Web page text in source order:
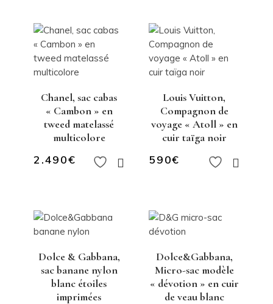
Chanel, sac cabas
« Cambon » en
tweed matelassé
multicolore
2.490€
Louis Vuitton,
Compagnon de
voyage « Atoll » en
cuir taïga noir
590€
Dolce & Gabbana,
sac banane nylon
blanc étoiles
imprimées
Dolce&Gabbana,
Micro-sac modèle
« dévotion » en cuir
de veau blanc